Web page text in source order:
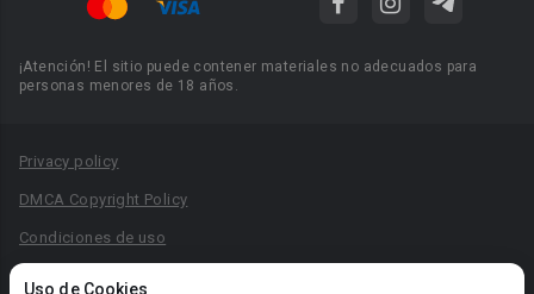
Uso de Cookies
¡Atención! El sitio puede contener materiales no adecuados para
personas menores de 18 años.
Privacy policy
DMCA Copyright Policy
Condiciones de uso